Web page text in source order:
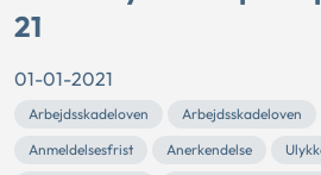
21
01-01-2021
Arbejdsskadeloven Arbejdsskadeloven
Anmeldelsesfrist
Anerkendelse